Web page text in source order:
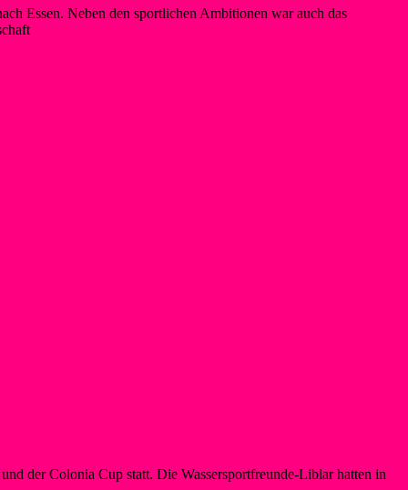
Essen. Neben den sportlichen Ambitionen war auch das
der Colonia Cup statt. Die Wassersportfreunde-Liblar hatten in